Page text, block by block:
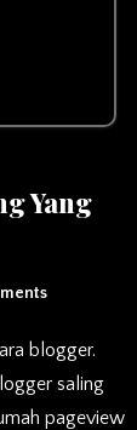
Yang
saling
pageview